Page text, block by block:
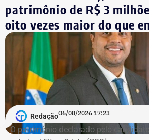
Símbolo dessa batalha, a atriz e
Machado vivenciou essa realidade em
tornou conhecida do público ao filmar
sofria do ex-marido, o empresário e
Schiller Thompson-Flores. Em
a Justiça do Rio o condenou a três
regime semiaberto.
Em conversa com o TEMPO REAL RJ,
que ainda falta às mulheres na hora
companheiros por violência
patrimônio de R$ 3
oito vezes maior do que
Redação06/08/2026 17:23
O patrimônio declarado pelo